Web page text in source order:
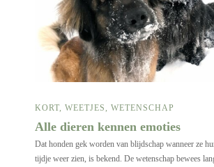
KORT WEETJES WETENSCHAP
Alle dieren kennen emoties
Dat honden gek worden van blijdschap wanneer ze
tijdje weer zien, is bekend. De wetenschap bewees